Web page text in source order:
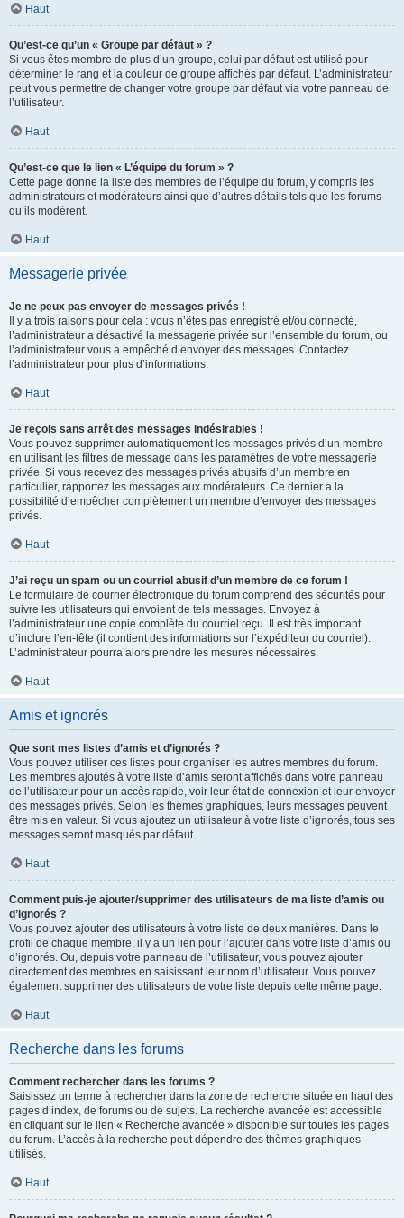
Haut
Qu’est-ce qu’un « Groupe par défaut » ?
Si vous êtes membre de plus d’un groupe, celui par défaut est utilisé pour
déterminer le rang et la couleur de groupe affichés par défaut. L’administrateur
peut vous permettre de changer votre groupe par défaut via votre panneau de
l’utilisateur.
Haut
Qu’est-ce que le lien « L’équipe du forum » ?
Cette page donne la liste des membres de l’équipe du forum, y compris les
administrateurs et modérateurs ainsi que d’autres détails tels que les forums
qu’ils modèrent.
Haut
Messagerie privée
Je ne peux pas envoyer de messages privés !
Il y a trois raisons pour cela : vous n’êtes pas enregistré et/ou connecté,
l’administrateur a désactivé la messagerie privée sur l’ensemble du forum, ou
l’administrateur vous a empêché d’envoyer des messages. Contactez
l’administrateur pour plus d’informations.
Haut
Je reçois sans arrêt des messages indésirables !
Vous pouvez supprimer automatiquement les messages privés d’un membre
en utilisant les filtres de message dans les paramètres de votre messagerie
privée. Si vous recevez des messages privés abusifs d’un membre en
particulier, rapportez les messages aux modérateurs. Ce dernier a la
possibilité d’empêcher complètement un membre d’envoyer des messages
privés.
Haut
J’ai reçu un spam ou un courriel abusif d’un membre de ce forum !
Le formulaire de courrier électronique du forum comprend des sécurités pour
suivre les utilisateurs qui envoient de tels messages. Envoyez à
l’administrateur une copie complète du courriel reçu. Il est très important
d’inclure l’en-tête (il contient des informations sur l’expéditeur du courriel).
L’administrateur pourra alors prendre les mesures nécessaires.
Haut
Amis et ignorés
Que sont mes listes d’amis et d’ignorés ?
Vous pouvez utiliser ces listes pour organiser les autres membres du forum.
Les membres ajoutés à votre liste d’amis seront affichés dans votre panneau
de l’utilisateur pour un accès rapide, voir leur état de connexion et leur envoyer
des messages privés. Selon les thèmes graphiques, leurs messages peuvent
être mis en valeur. Si vous ajoutez un utilisateur à votre liste d’ignorés, tous ses
messages seront masqués par défaut.
Haut
Comment puis-je ajouter/supprimer des utilisateurs de ma liste d’amis ou
d’ignorés ?
Vous pouvez ajouter des utilisateurs à votre liste de deux manières. Dans le
profil de chaque membre, il y a un lien pour l’ajouter dans votre liste d’amis ou
d’ignorés. Ou, depuis votre panneau de l’utilisateur, vous pouvez ajouter
directement des membres en saisissant leur nom d’utilisateur. Vous pouvez
également supprimer des utilisateurs de votre liste depuis cette même page.
Haut
Recherche dans les forums
Comment rechercher dans les forums ?
Saisissez un terme à rechercher dans la zone de recherche située en haut des
pages d’index, de forums ou de sujets. La recherche avancée est accessible
en cliquant sur le lien « Recherche avancée » disponible sur toutes les pages
du forum. L’accès à la recherche peut dépendre des thèmes graphiques
utilisés.
Haut